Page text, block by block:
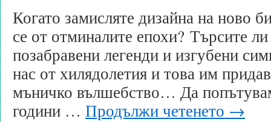
Когато замисляте дизайна на ново
се от отминалите епохи? Търсите
позабравени легенди и изгубени
нас от хилядолетия и това им
мъничко вълшебство… Да
години … Продължи четенето →